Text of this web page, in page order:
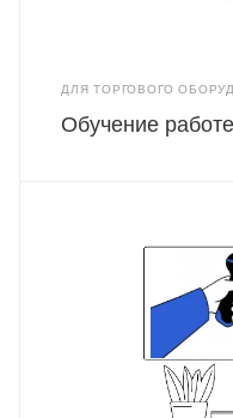
ДЛЯ ТОРГОВОГО
Обучение